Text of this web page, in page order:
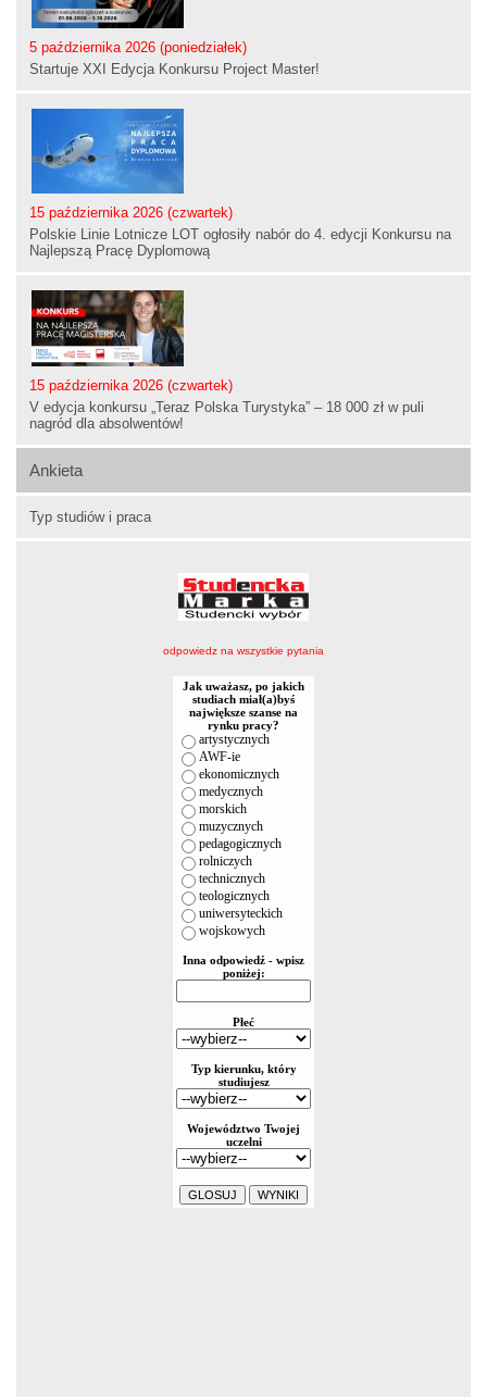
5 października 2026 (poniedziałek)
Startuje XXI Edycja Konkursu Project Master!
15 października 2026 (czwartek)
Polskie Linie Lotnicze LOT ogłosiły nabór do 4. edycji Konkursu na
Najlepszą Pracę Dyplomową
15 października 2026 (czwartek)
V edycja konkursu „Teraz Polska Turystyka” – 18 000 zł w puli
nagród dla absolwentów!
Ankieta
Typ studiów i praca
odpowiedz na wszystkie pytania